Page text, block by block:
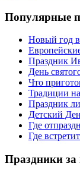
Популярные
Новый год
Праздник
День
Что
Традиции
Праздник
Детский
Где
Где
Праздники за